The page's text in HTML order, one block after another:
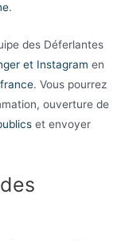
.
des Déferlantes
et Instagram en
. Vous pourrez
ouverture de
et envoyer